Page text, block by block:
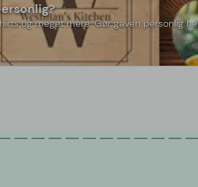
og meget mere. Gør gaven personlig